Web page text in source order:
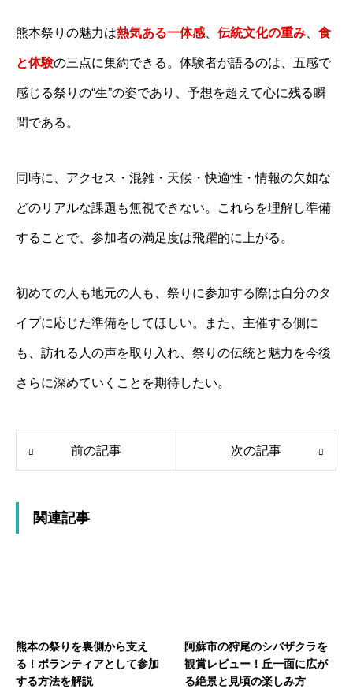
熊本祭りの魅力は熱気ある一体感 伝統文化の重み 食
と体験の三点に集約できる。体験者が語るのは、五感で
感じる祭りの“生”の姿であり、予想を超えて心に残る瞬
間である。
同時に、アクセス・混雑・天候・快適性・情報の欠如な
どのリアルな課題も無視できない。これらを理解し準備
することで、参加者の満足度は飛躍的に上がる。
初めての人も地元の人も、祭りに参加する際は自分のタ
イプに応じた準備をしてほしい。また、主催する側に
も、訪れる人の声を取り入れ、祭りの伝統と魅力を今後
さらに深めていくことを期待したい。
前の記事 次の記事
関連記事
熊本の祭りを裏側から支え
る！ボランティアとして参加
する方法を解説
阿蘇市の狩尾のシバザクラを
観賞レビュー！丘一面に広が
る絶景と見頃の楽しみ方